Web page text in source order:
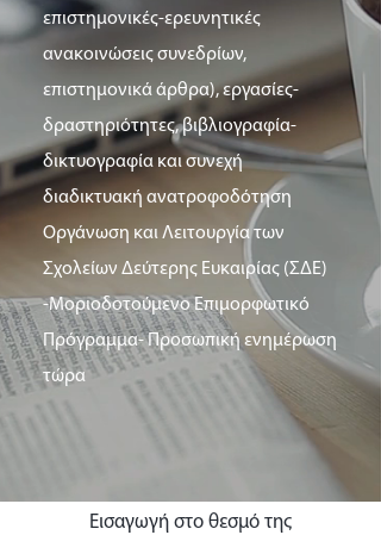
επιστημονικές-ερευνητικές
ανακοινώσεις συνεδρίων,
επιστημονικά άρθρα), εργασίες-
δραστηριότητες, βιβλιογραφία-
δικτυογραφία και συνεχή
διαδικτυακή ανατροφοδότηση
Οργάνωση και Λειτουργία των
Σχολείων Δεύτερης Ευκαιρίας (ΣΔΕ) ​
-Μοριοδοτούμενο Επιμορφωτικό
Πρόγραμμα- Προσωπική ενημέρωση
τώρα
Εισαγωγή στο θεσμό της